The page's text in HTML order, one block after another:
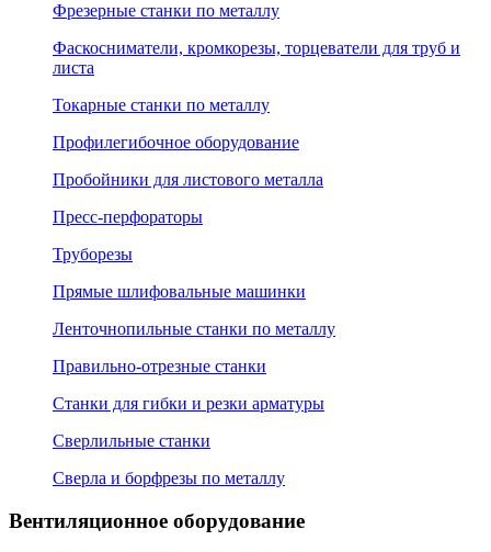
Фрезерные станки по металлу
Фаскосниматели, кромкорезы, торцеватели для труб и
листа
Токарные станки по металлу
Профилегибочное оборудование
Пробойники для листового металла
Пресс-перфораторы
Труборезы
Прямые шлифовальные машинки
Ленточнопильные станки по металлу
Правильно-отрезные станки
Станки для гибки и резки арматуры
Сверлильные станки
Сверла и борфрезы по металлу
Вентиляционное оборудование